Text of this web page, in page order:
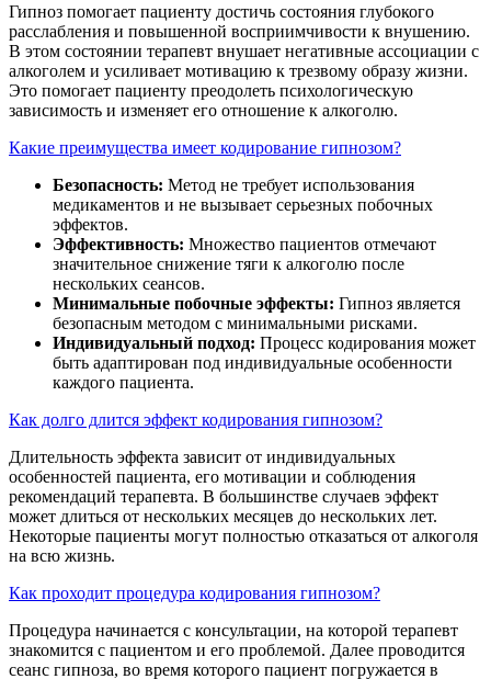
Гипноз помогает пациенту достичь состояния глубокого
расслабления и повышенной восприимчивости к внушению.
В этом состоянии терапевт внушает негативные ассоциации с
алкоголем и усиливает мотивацию к трезвому образу жизни.
Это помогает пациенту преодолеть психологическую
зависимость и изменяет его отношение к алкоголю.
Какие преимущества имеет кодирование гипнозом?
Безопасность: Метод не требует использования
медикаментов и не вызывает серьезных побочных
эффектов.
Эффективность: Множество пациентов отмечают
значительное снижение тяги к алкоголю после
нескольких сеансов.
Минимальные побочные эффекты: Гипноз является
безопасным методом с минимальными рисками.
Индивидуальный подход: Процесс кодирования может
быть адаптирован под индивидуальные особенности
каждого пациента.
Как долго длится эффект кодирования гипнозом?
Длительность эффекта зависит от индивидуальных
особенностей пациента, его мотивации и соблюдения
рекомендаций терапевта. В большинстве случаев эффект
может длиться от нескольких месяцев до нескольких лет.
Некоторые пациенты могут полностью отказаться от алкоголя
на всю жизнь.
Как проходит процедура кодирования гипнозом?
Процедура начинается с консультации, на которой терапевт
знакомится с пациентом и его проблемой. Далее проводится
сеанс гипноза, во время которого пациент погружается в